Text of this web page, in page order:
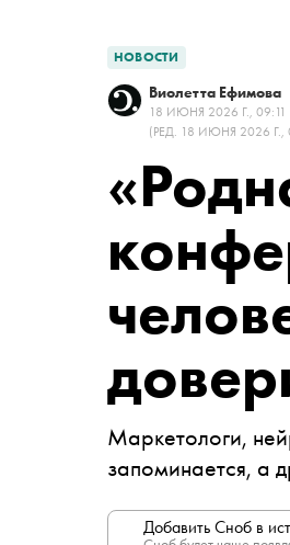
НОВОСТИ
Виолетта Ефимова
18 ИЮНЯ 2026 Г., 09:11
(РЕД. 18 ИЮНЯ 2026 Г.,
Маркетологи,
запоминается, а
Добавить Сноб в